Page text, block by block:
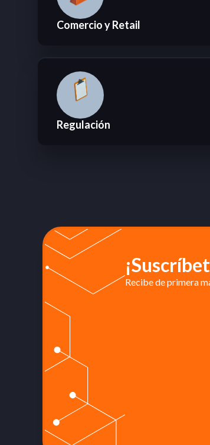
Comercio y Retail
Regulación
Recibe de primera